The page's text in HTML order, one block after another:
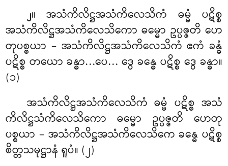
၂။ အသံကိလိဋ္ဌအသံကိလေသိကံ ဓမ္မံ ပဋိစ္စ
အသံကိလိဋ္ဌအသံကိလေသိကော ဓမ္မော ဥပ္ပဇ္ဇတိ ဟေ
တုပစ္စယာ – အသံကိလိဋ္ဌအသံကိလေသိကံ ဧကံ ခန္ဓံ
ပဋိစ္စ တယော ခန္ဓာ…ပေ… ဒွေ ခန္ဓေ ပဋိစ္စ ဒွေ ခန္ဓာ။
(၁)
အသံကိလိဋ္ဌအသံကိလေသိကံ ဓမ္မံ ပဋိစ္စ အသံ
ကိလိဋ္ဌသံကိလေသိကော ဓမ္မော ဥပ္ပဇ္ဇတိ ဟေတု
ပစ္စယာ – အသံကိလိဋ္ဌအသံကိလေသိကေ ခန္ဓေ ပဋိစ္စ
စိတ္တသမုဋ္ဌာနံ ရူပံ။ (၂)